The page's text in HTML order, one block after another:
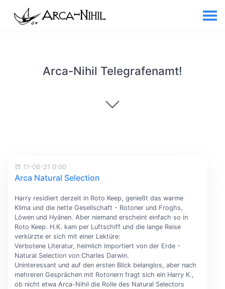
Arca-Nihil Telegrafenamt!
11-06-21 0:00
Arca Natural Selection
Harry residiert derzeit in Roto Keep, genießt das warme
Klima und die nette Gesellschaft - Rotoner und Froghs,
Löwen und Hyänen. Aber niemand erscheint einfach so in
Roto Keep. H.K. kam per Luftschiff und die lange Reise
verkürzte er sich mit einer Lektüre:
Verbotene Literatur, heimlich importiert von der Erde -
Natural Selection von Charles Darwin.
Uninteressant und auf den ersten Blick belanglos, aber nach
mehreren Gesprächen mit Rotonern fragt sich ein Harry K.,
ob nicht etwa Arca-Nihil die Rolle des Natural Selectors